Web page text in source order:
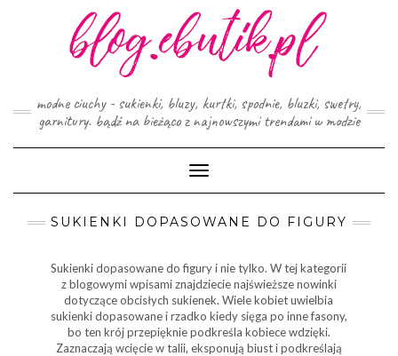
modne ciuchy - sukienki, bluzy, kurtki, spodnie, bluzki, swetry,
garnitury. bądź na bieżąco z najnowszymi trendami w modzie
Toggle
Navigation
SUKIENKI DOPASOWANE DO FIGURY
Sukienki dopasowane do figury i nie tylko. W tej kategorii
z blogowymi wpisami znajdziecie najświeższe nowinki
dotyczące obcisłych sukienek. Wiele kobiet uwielbia
sukienki dopasowane i rzadko kiedy sięga po inne fasony,
bo ten krój przepięknie podkreśla kobiece wdzięki.
Zaznaczają wcięcie w talii, eksponują biust i podkreślają